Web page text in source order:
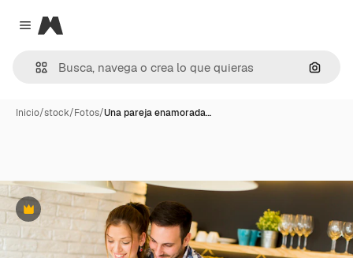
Close menu
Magnific
Inicio/stock/Fotos/Una pareja enamorada…
Premium